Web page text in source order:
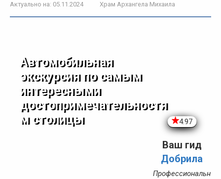
Актуально на: 05.11.2024 Храм Архангела Михаила
Автомобильная
экскурсия по самым
интересными
достопримечательностя
м столицы
4.97
Ваш гид
Добрила
Профессиональн